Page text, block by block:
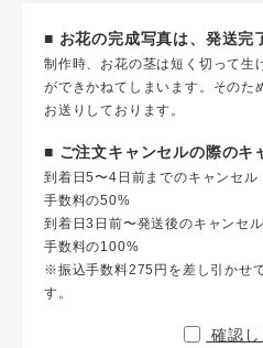
■ お花の完成写真は、発送完
制作時、お花の茎は短く切って生
ができかねてしまいます。そのた
お送りしております。
■ ご注文キャンセルの際のキ
到着日5〜4日前までのキャンセル
手数料の50%
到着日3日前〜発送後のキャンセ
手数料の100%
※振込手数料275円を差し引かせ
す。
確認し